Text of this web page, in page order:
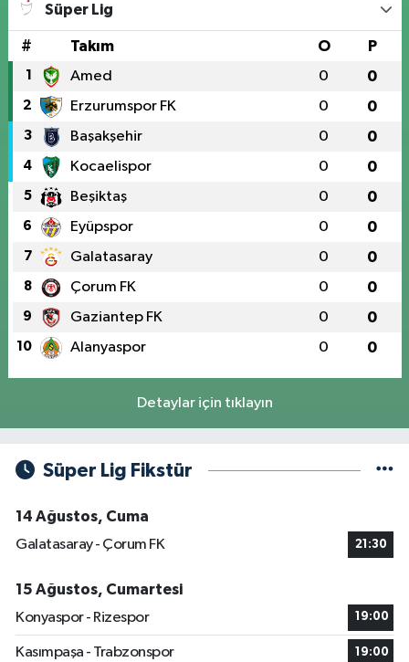
Süper Lig
# Takım O P
1 Amed 0 0
2 Erzurumspor FK 0 0
3 Başakşehir 0 0
4 Kocaelispor 0 0
5 Beşiktaş 0 0
6 Eyüpspor 0 0
7 Galatasaray 0 0
8 Çorum FK 0 0
9 Gaziantep FK 0 0
10 Alanyaspor 0 0
Detaylar için tıklayın
Süper Lig Fikstür
14 Ağustos, Cuma
Galatasaray - Çorum FK
21:30
15 Ağustos, Cumartesi
Konyaspor - Rizespor
19:00
Kasımpaşa - Trabzonspor 19:00